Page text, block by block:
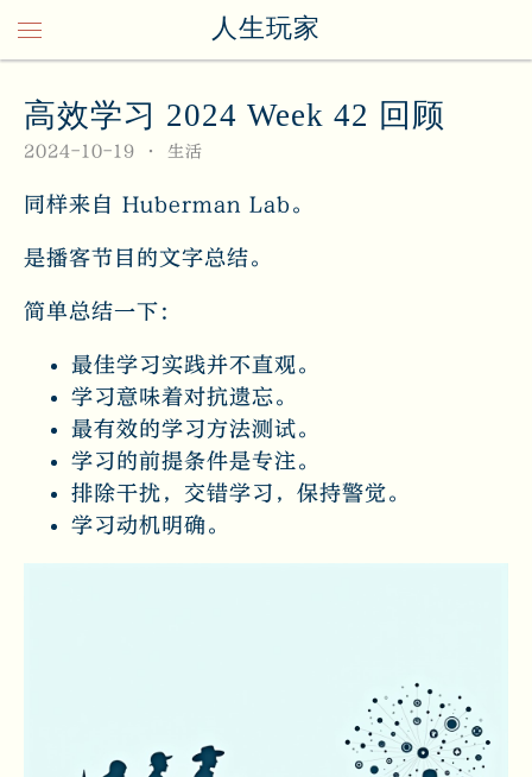
人生玩家
高效学习 2024 Week 42 回顾
2024-10-19 生活
同样来自 Huberman Lab。
是播客节目的文字总结。
简单总结一下：
最佳学习实践并不直观。
学习意味着对抗遗忘。
最有效的学习方法测试。
学习的前提条件是专注。
排除干扰，交错学习，保持警觉。
学习动机明确。